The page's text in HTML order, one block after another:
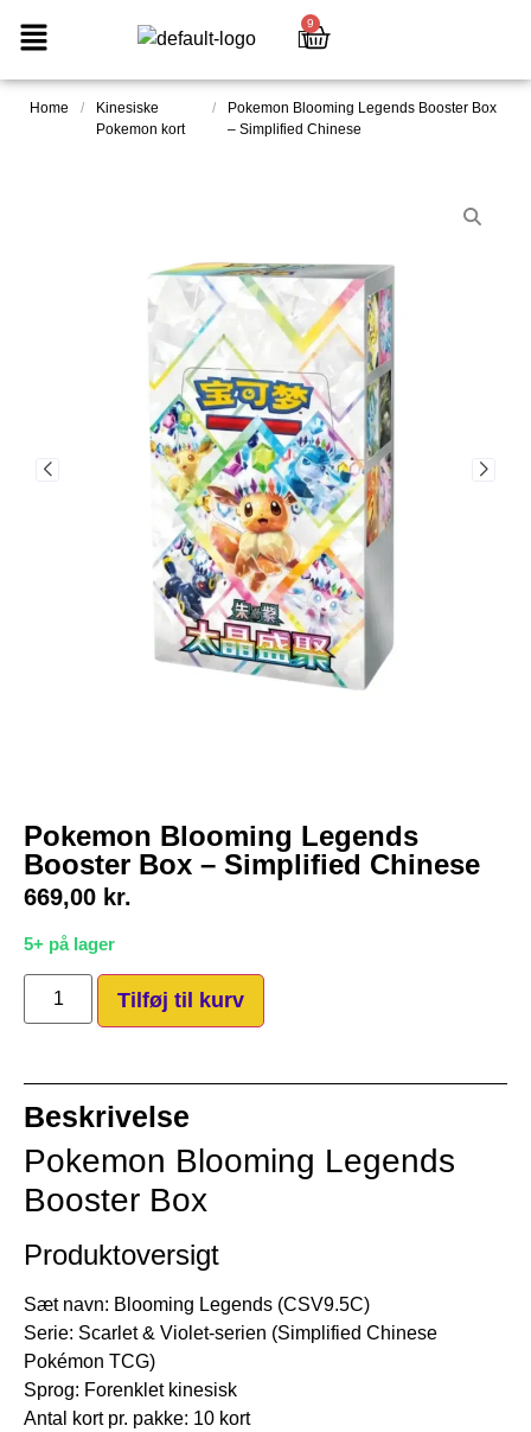
9
Home /
Kinesiske
Pokemon kort
/
Pokemon Blooming Legends Booster Box
– Simplified Chinese
Pokemon Blooming Legends
Booster Box – Simplified Chinese
669,00 kr.
5+ på lager
Tilføj til kurv
Beskrivelse
Pokemon Blooming Legends
Booster Box
Produktoversigt
Sæt navn: Blooming Legends (CSV9.5C)
Serie: Scarlet & Violet-serien (Simplified Chinese
Pokémon TCG)
Sprog: Forenklet kinesisk
Antal kort pr. pakke: 10 kort